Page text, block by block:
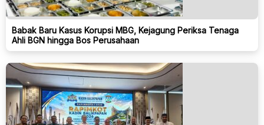
Babak Baru Kasus Korupsi MBG, Kejagung Periksa Tenaga
Ahli BGN hingga Bos Perusahaan